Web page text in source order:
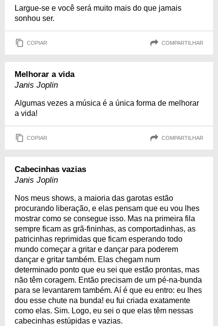
Largue-se e você será muito mais do que jamais
sonhou ser.
COPIAR COMPARTILHAR
Melhorar a vida
Janis Joplin
Algumas vezes a música é a única forma de melhorar
a vida!
COPIAR COMPARTILHAR
Cabecinhas vazias
Janis Joplin
Nos meus shows, a maioria das garotas estão
procurando liberação, e elas pensam que eu vou lhes
mostrar como se consegue isso. Mas na primeira fila
sempre ficam as grã-fininhas, as comportadinhas, as
patricinhas reprimidas que ficam esperando todo
mundo começar a gritar e dançar para poderem
dançar e gritar também. Elas chegam num
determinado ponto que eu sei que estão prontas, mas
não têm coragem. Então precisam de um pé-na-bunda
para se levantarem também. Aí é que eu entro: eu lhes
dou esse chute na bunda! eu fui criada exatamente
como elas. Sim. Logo, eu sei o que elas têm nessas
cabecinhas estúpidas e vazias.